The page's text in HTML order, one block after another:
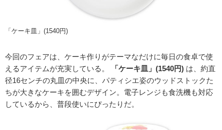
「ケーキ皿」(1540円)
今回のフェアは、ケーキ作りがテーマなだけに毎日の食卓で使
えるアイテムが充実している。
「ケーキ皿」(1540円) は、約直
径16センチの丸皿の中央に、パティシエ姿のウッドストックた
ちが大きなケーキを囲むデザイン。電子レンジも食洗機も対応
しているから、普段使いにぴったりだ。